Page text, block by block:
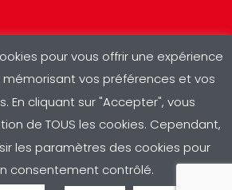
Sud | Conception & réalisation :A3 |
|Politique de confidentialité
pour vous offrir une expérience
vos préférences et vos
En cliquant sur "Accepter", vous
de TOUS les cookies. Cependant,
les paramètres des cookies pour
consentement contrôlé.